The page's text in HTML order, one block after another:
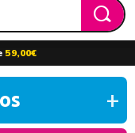
59,00€